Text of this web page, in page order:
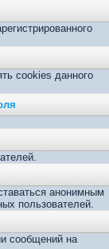
cookies данного
анонимным
пользователей.
сообщений на